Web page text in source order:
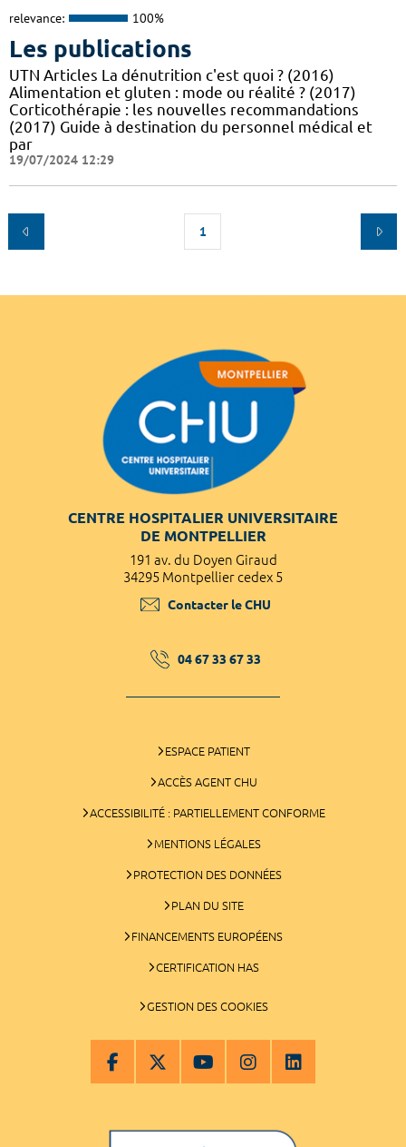
relevance: 100%
Les publications
UTN Articles La dénutrition c'est quoi ? (2016)
Alimentation et gluten : mode ou réalité ? (2017)
Corticothérapie : les nouvelles recommandations
(2017) Guide à destination du personnel médical et
par
19/07/2024 12:29
1
CENTRE HOSPITALIER UNIVERSITAIRE
DE MONTPELLIER
191 av. du Doyen Giraud
34295 Montpellier cedex 5
Contacter le CHU
04 67 33 67 33
ESPACE PATIENT
ACCÈS AGENT CHU
ACCESSIBILITÉ : PARTIELLEMENT CONFORME
MENTIONS LÉGALES
PROTECTION DES DONNÉES
PLAN DU SITE
FINANCEMENTS EUROPÉENS
CERTIFICATION HAS
GESTION DES COOKIES